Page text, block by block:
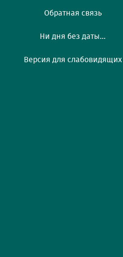
Обратная связь
Ни дня без даты...
Версия для слабовидящих